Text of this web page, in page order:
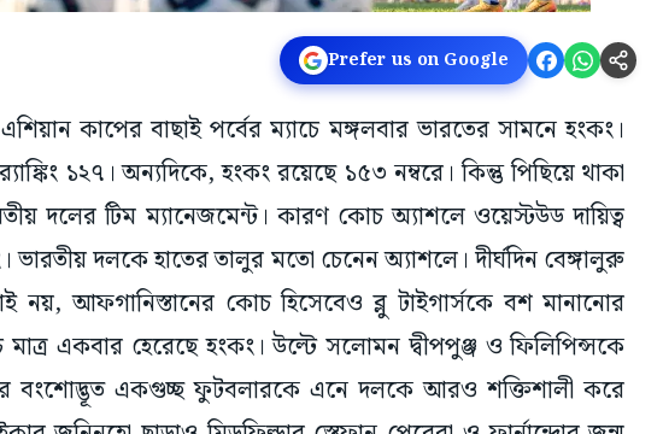
Prefer us on Google
কাপের বাছাই পর্বের ম্যাচে মঙ্গলবার ভারতের সামনে হংকং।
১২৭। অন্যদিকে, হংকং রয়েছে ১৫৩ নম্বরে। কিন্তু পিছিয়ে থাকা
দলের টিম ম্যানেজমেন্ট। কারণ কোচ অ্যাশলে ওয়েস্টউড দায়িত্ব
দলকে হাতের তালুর মতো চেনেন অ্যাশলে। দীর্ঘদিন বেঙ্গালুরু
আফগানিস্তানের কোচ হিসেবেও ব্লু টাইগার্সকে বশ মানানোর
মাত্র একবার হেরেছে হংকং। উল্টে সলোমন দ্বীপপুঞ্জ ও ফিলিপিন্সকে
বংশোদ্ভূত একগুচ্ছ ফুটবলারকে এনে দলকে আরও শক্তিশালী করে